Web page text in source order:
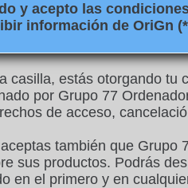
y acepto las
información de OriGn
casilla, estás otorgando tu
por Grupo 77
de acceso,
también que Grupo
sus productos. Podrás
en el primero y en